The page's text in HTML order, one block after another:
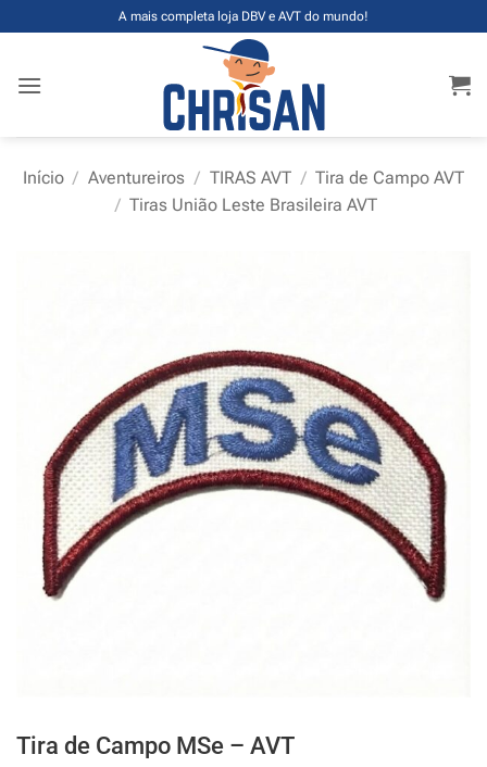
to
A mais completa loja DBV e AVT do mundo!
Início / Aventureiros / TIRAS AVT / Tira de Campo AVT
/ Tiras União Leste Brasileira AVT
Tira de Campo MSe – AVT